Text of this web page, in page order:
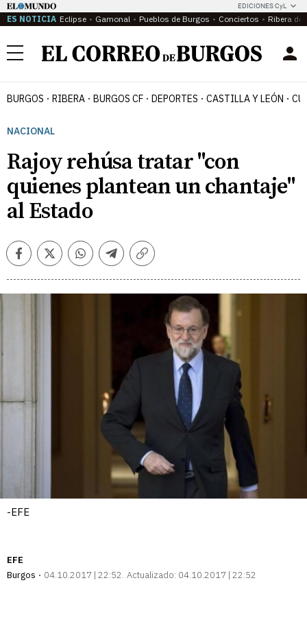
EDICIONES CyL
ES NOTICIA Eclipse Gamonal Pueblos de Burgos Conciertos Ribera del
Menú
BURGOS RIBERA BURGOS CF DEPORTES CASTILLA Y LEÓN
NACIONAL
Rajoy rehúsa tratar "con
quienes plantean un chantaje"
al Estado
FacebookTwitterWhatsappTelegramCopiar
-EFE
EFE
Burgos
04.10.2017 | 22:52 Actualizado: 04.10.2017 | 22:52